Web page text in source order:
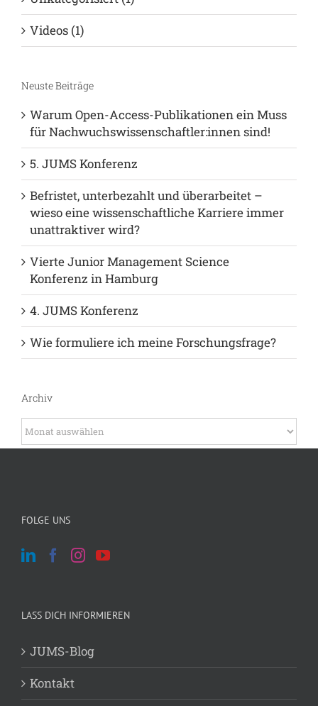
Unkategorisiert (1)
Videos (1)
Neuste Beiträge
Warum Open-Access-Publikationen ein Muss
für Nachwuchswissenschaftler:innen sind!
5. JUMS Konferenz
Befristet, unterbezahlt und überarbeitet –
wieso eine wissenschaftliche Karriere immer
unattraktiver wird?
Vierte Junior Management Science
Konferenz in Hamburg
4. JUMS Konferenz
Wie formuliere ich meine Forschungsfrage?
Archiv
Archiv
FOLGE UNS
LASS DICH INFORMIEREN
JUMS-Blog
Kontakt